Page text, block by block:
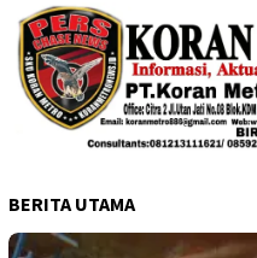
BERITA UTAMA